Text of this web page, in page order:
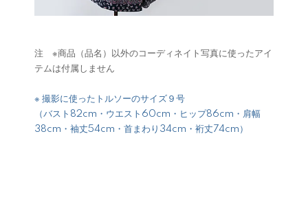
注 ※商品（品名）以外のコーディネイト写真に使ったアイ
テムは付属しません
※ 撮影に使ったトルソーのサイズ９号
（バスト82cm・ウエスト60cm・ヒップ86cm・肩幅
38cm・袖丈54cm・首まわり34cm・裄丈74cm）